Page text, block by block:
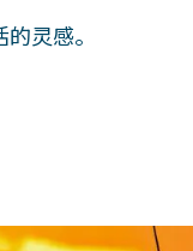
灵感。